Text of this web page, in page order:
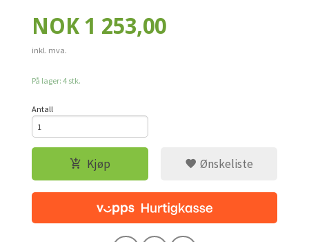
Pris
NOK 1 253,00
inkl. mva.
På lager: 4 stk.
Antall
Kjøp Ønskeliste